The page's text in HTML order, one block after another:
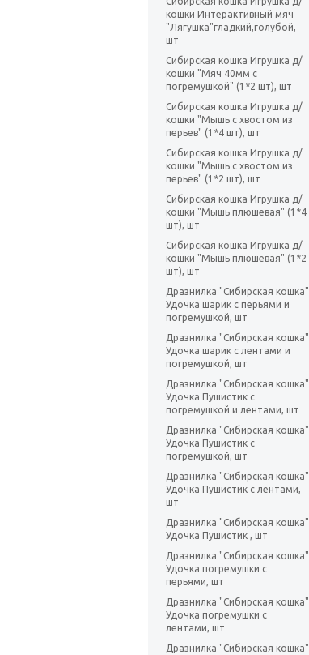
кошки Интерактивный мяч
"Лягушка"гладкий,голубой,
шт
Сибирская кошка Игрушка д/
кошки "Мяч 40мм с
погремушкой" (1*2 шт), шт
Сибирская кошка Игрушка д/
кошки "Мышь с хвостом из
перьев" (1*4 шт), шт
Сибирская кошка Игрушка д/
кошки "Мышь с хвостом из
перьев" (1*2 шт), шт
Сибирская кошка Игрушка д/
кошки "Мышь плюшевая" (1*4
шт), шт
Сибирская кошка Игрушка д/
кошки "Мышь плюшевая" (1*2
шт), шт
Дразнилка "Сибирская кошка"
Удочка шарик с перьями и
погремушкой, шт
Дразнилка "Сибирская кошка"
Удочка шарик с лентами и
погремушкой, шт
Дразнилка "Сибирская кошка"
Удочка Пушистик с
погремушкой и лентами, шт
Дразнилка "Сибирская кошка"
Удочка Пушистик с
погремушкой, шт
Дразнилка "Сибирская кошка"
Удочка Пушистик с лентами,
шт
Дразнилка "Сибирская кошка"
Удочка Пушистик , шт
Дразнилка "Сибирская кошка"
Удочка погремушки с
перьями, шт
Дразнилка "Сибирская кошка"
Удочка погремушки с
лентами, шт
Дразнилка "Сибирская кошка"